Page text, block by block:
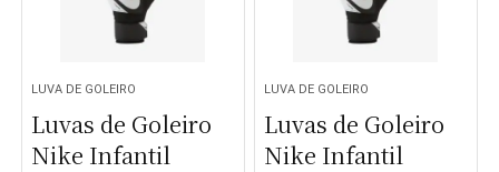
LUVA DE GOLEIRO
Luvas de Goleiro
Nike Infantil
LUVA DE GOLEIRO
Luvas de Goleiro
Nike Infantil